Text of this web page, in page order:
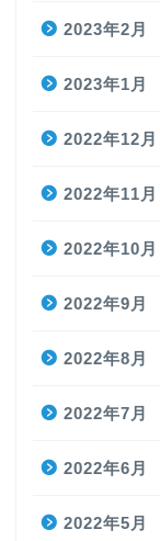
2023年2月
2023年1月
2022年12月
2022年11月
2022年10月
2022年9月
2022年8月
2022年7月
2022年6月
2022年5月